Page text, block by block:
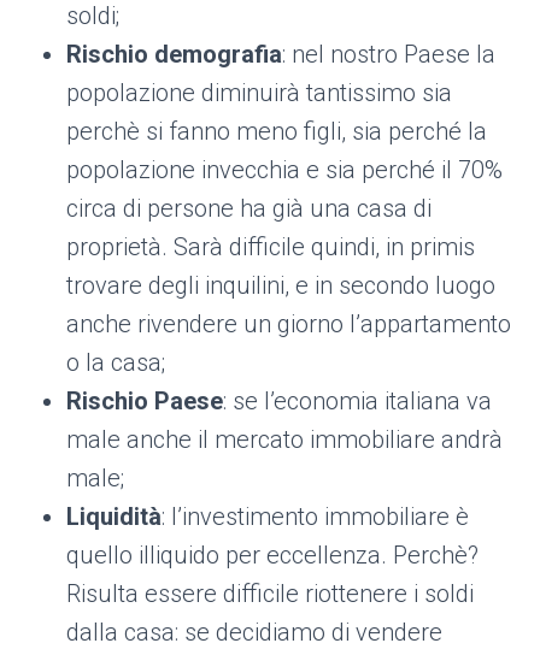
soldi;
Rischio demografia: nel nostro Paese la
popolazione diminuirà tantissimo sia
perchè si fanno meno figli, sia perché la
popolazione invecchia e sia perché il 70%
circa di persone ha già una casa di
proprietà. Sarà difficile quindi, in primis
trovare degli inquilini, e in secondo luogo
anche rivendere un giorno l’appartamento
o la casa;
Rischio Paese: se l’economia italiana va
male anche il mercato immobiliare andrà
male;
Liquidità: l’investimento immobiliare è
quello illiquido per eccellenza. Perchè?
Risulta essere difficile riottenere i soldi
dalla casa: se decidiamo di vendere